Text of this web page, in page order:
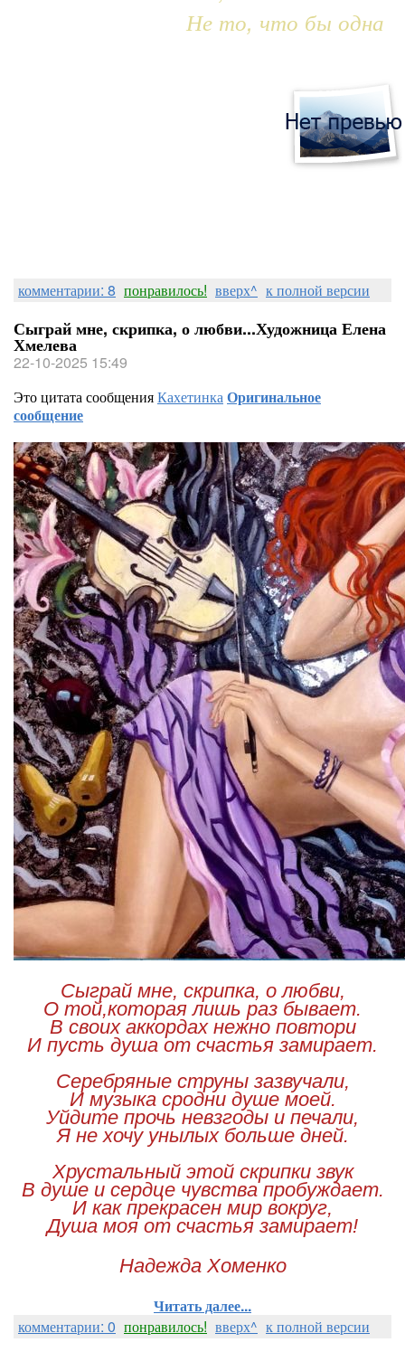
Не то, что бы одна
комментарии: 8 понравилось! вверх^ к полной версии
Сыграй мне, скрипка, о любви...Художница Елена
Хмелева
22-10-2025 15:49
Это цитата сообщенияКахетинкаОригинальное
сообщение
Сыграй мне, скрипка, о любви,
О той,которая лишь раз бывает.
В своих аккордах нежно повтори
И пусть душа от счастья замирает.
Серебряные струны зазвучали,
И музыка сродни душе моей.
Уйдите прочь невзгоды и печали,
Я не хочу унылых больше дней.
Хрустальный этой скрипки звук
В душе и сердце чувства пробуждает.
И как прекрасен мир вокруг,
Душа моя от счастья замирает!
Надежда Хоменко
Читать далее...
комментарии: 0 понравилось! вверх^ к полной версии